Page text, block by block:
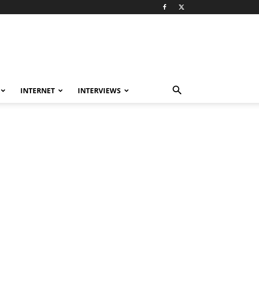
INTERNET INTERVIEWS